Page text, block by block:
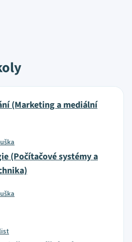
(Marketing a mediální
(Počítačové systémy a